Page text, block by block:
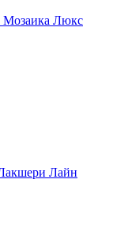
Мозаика Люкс
Лайн